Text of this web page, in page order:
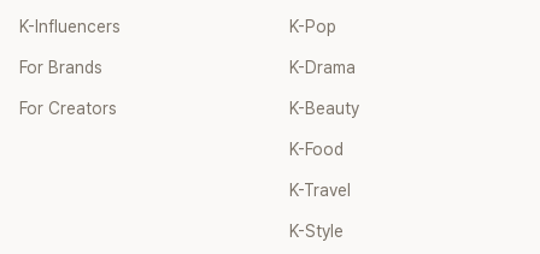
K-Influencers
For Brands
For Creators
K-Pop
K-Drama
K-Beauty
K-Food
K-Travel
K-Style